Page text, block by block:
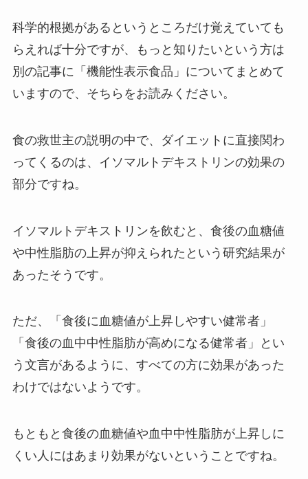
科学的根拠があるというところだけ覚えていても
らえれば十分ですが、もっと知りたいという方は
別の記事に「機能性表示食品」についてまとめて
いますので、そちらをお読みください。
食の救世主の説明の中で、ダイエットに直接関わ
ってくるのは、イソマルトデキストリンの効果の
部分ですね。
イソマルトデキストリンを飲むと、食後の血糖値
や中性脂肪の上昇が抑えられたという研究結果が
あったそうです。
ただ、「食後に血糖値が上昇しやすい健常者」
「食後の血中中性脂肪が高めになる健常者」とい
う文言があるように、すべての方に効果があった
わけではないようです。
もともと食後の血糖値や血中中性脂肪が上昇しに
くい人にはあまり効果がないということですね。